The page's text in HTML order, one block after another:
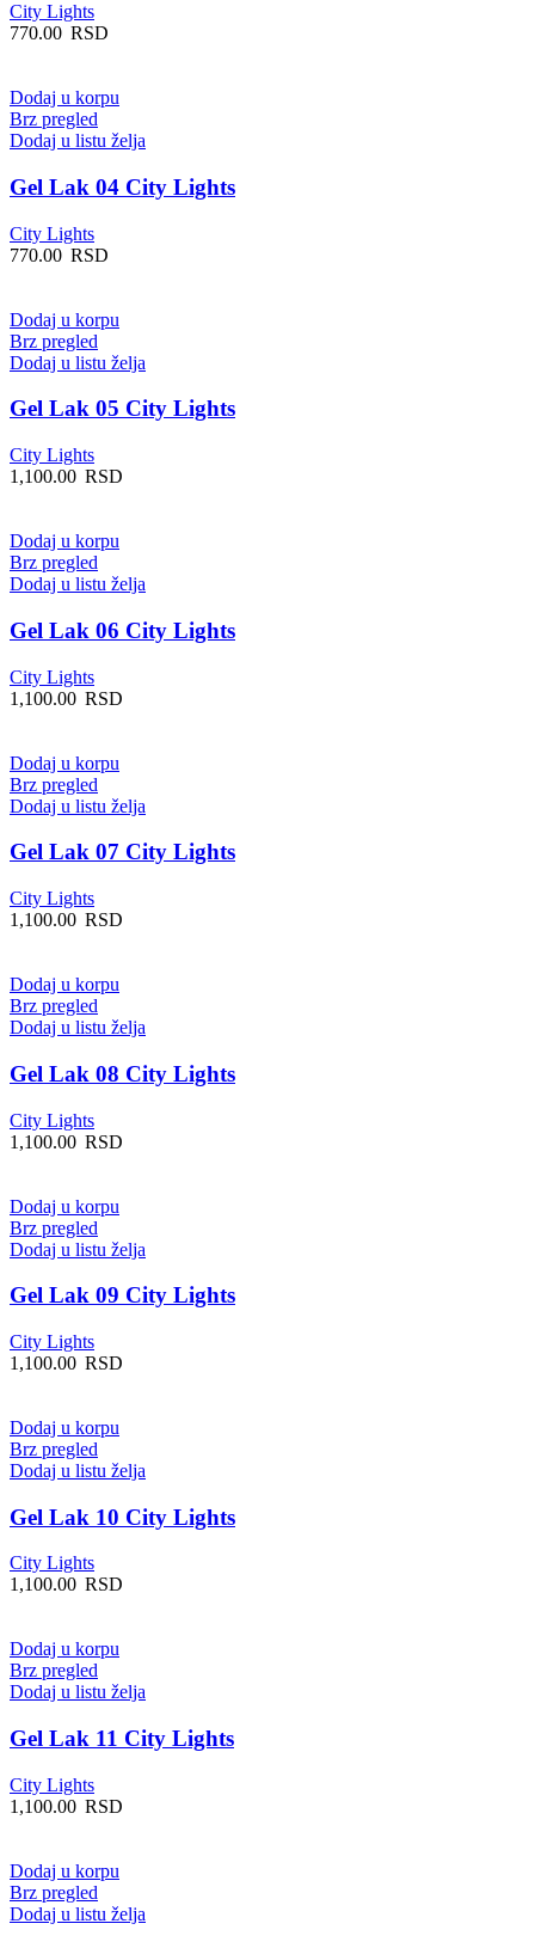
City Lights
770.00 RSD
Dodaj u korpu
Brz pregled
Dodaj u listu želja
Gel Lak 04 City Lights
City Lights
770.00 RSD
Dodaj u korpu
Brz pregled
Dodaj u listu želja
Gel Lak 05 City Lights
City Lights
1,100.00 RSD
Dodaj u korpu
Brz pregled
Dodaj u listu želja
Gel Lak 06 City Lights
City Lights
1,100.00 RSD
Dodaj u korpu
Brz pregled
Dodaj u listu želja
Gel Lak 07 City Lights
City Lights
1,100.00 RSD
Dodaj u korpu
Brz pregled
Dodaj u listu želja
Gel Lak 08 City Lights
City Lights
1,100.00 RSD
Dodaj u korpu
Brz pregled
Dodaj u listu želja
Gel Lak 09 City Lights
City Lights
1,100.00 RSD
Dodaj u korpu
Brz pregled
Dodaj u listu želja
Gel Lak 10 City Lights
City Lights
1,100.00 RSD
Dodaj u korpu
Brz pregled
Dodaj u listu želja
Gel Lak 11 City Lights
City Lights
1,100.00 RSD
Dodaj u korpu
Brz pregled
Dodaj u listu želja